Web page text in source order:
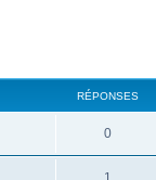
RÉPONSES
0R
é